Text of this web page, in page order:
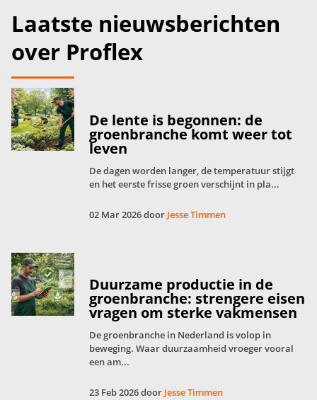
Laatste nieuwsberichten
over Proflex
De lente is begonnen: de
groenbranche komt weer tot
leven
De dagen worden langer, de temperatuur stijgt
en het eerste frisse groen verschijnt in pla...
02 Mar 2026 door Jesse Timmen
Duurzame productie in de
groenbranche: strengere eisen
vragen om sterke vakmensen
De groenbranche in Nederland is volop in
beweging. Waar duurzaamheid vroeger vooral
een am...
23 Feb 2026 door Jesse Timmen